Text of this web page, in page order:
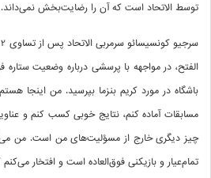
توسط الاتحاد است که آن را رضایت‌بخش نمی‌داند.
الفتح، در مواجهه با پرسشی درباره وضعیت
باشگاه در مورد کریم بنزما بپرسید. من اینجا
مسابقات آماده کنم، نتایج خوبی کسب کنم و
چیز دیگری خارج از مسؤلیت‌های من است. من
تمام‌عیار و بازیکنی فوق‌العاده است و افتخار